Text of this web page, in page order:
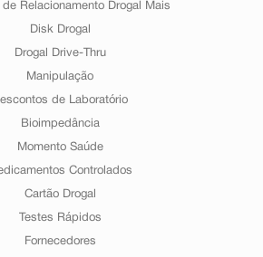
de Relacionamento Drogal Mais
Disk Drogal
Drogal Drive-Thru
Manipulação
de Laboratório
Bioimpedância
Momento Saúde
Controlados
Cartão Drogal
Testes Rápidos
Fornecedores